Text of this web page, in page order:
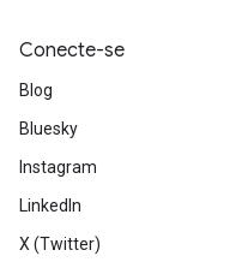
Conecte-se
Blog
Bluesky
Instagram
LinkedIn
X (Twitter)